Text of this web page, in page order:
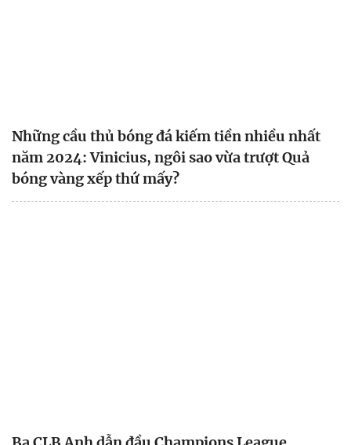
Những cầu thủ bóng đá kiếm tiền nhiều nhất
năm 2024: Vinicius, ngôi sao vừa trượt Quả
bóng vàng xếp thứ mấy?